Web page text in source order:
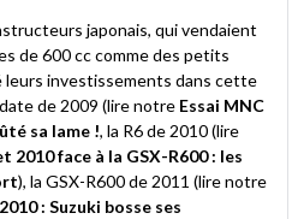
japonais, qui vendaient
de 600 cc comme des petits
leurs investissements dans cette
de 2009 (lire notre Essai MNC
sa lame !, la R6 de 2010 (lire
2010 face à la GSX-R600 : les
), la GSX-R600 de 2011 (lire notre
: Suzuki bosse ses